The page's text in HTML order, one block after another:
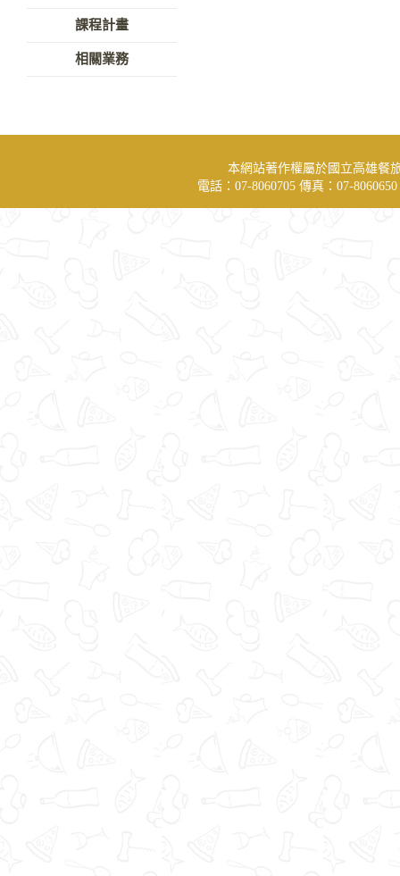
課程計畫
相關業務
本網站著作權屬於國立高雄餐
電話：07-8060705 傳真：07-